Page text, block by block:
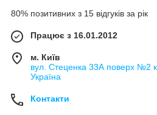
80% позитивних з 15 відгуків за рік
Працює з 16.01.2012
м. Київ
вул. Стеценка 33А поверх №2
Україна
Контакти